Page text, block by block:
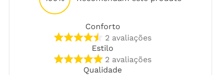
Conforto
2 avaliações
Estilo
2 avaliações
Qualidade